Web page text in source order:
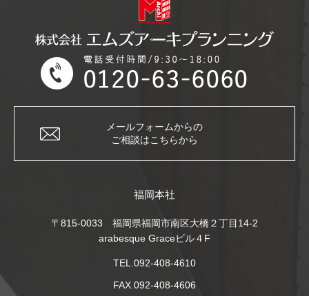
メールフォームからの
ご相談はこちらから
福岡本社
〒815-0033 福岡県福岡市南区大橋２丁目14-2
arabesque Graceビル４F
TEL.092-408-4610
FAX.092-408-4606